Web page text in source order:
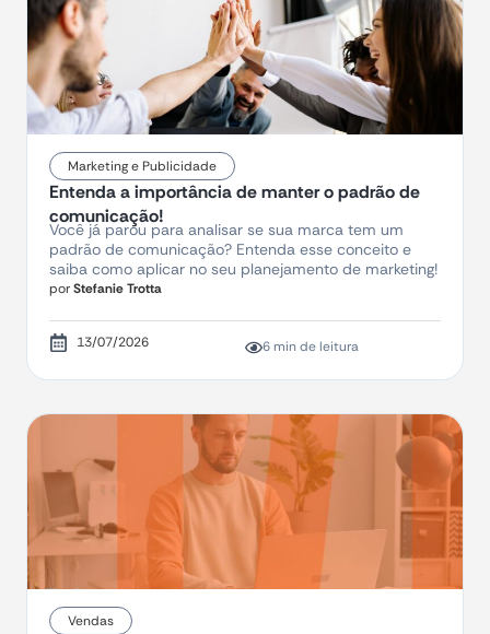
Marketing e Publicidade
Entenda a importância de manter o padrão de
comunicação!
Você já parou para analisar se sua marca tem um
padrão de comunicação? Entenda esse conceito e
saiba como aplicar no seu planejamento de marketing!
porStefanie Trotta
13/07/2026 6 min de leitura
Vendas